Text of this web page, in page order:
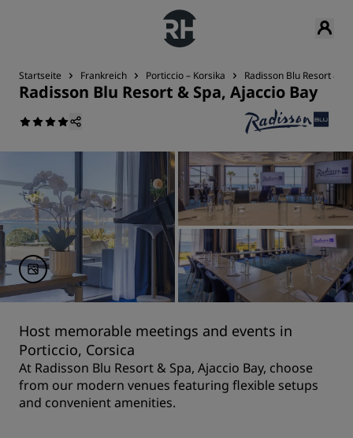
Startseite Frankreich Porticcio – Korsika Radisson Blu Resort &
Radisson Blu Resort & Spa, Ajaccio Bay
Host memorable meetings and events in
Porticcio, Corsica
At Radisson Blu Resort & Spa, Ajaccio Bay, choose
from our modern venues featuring flexible setups
and convenient amenities.